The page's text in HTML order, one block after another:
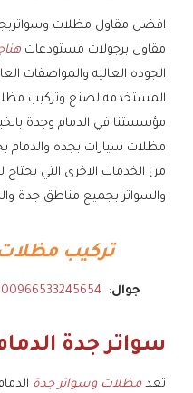
افضل مقاول مظلات
مقاول برجولات مستودعات
الجوده العاليه والمواصفات
المستخدمه لصنع وتركيب
مؤسستنا في الدمام وجدة
مظلات سيارات بجده والدمام
من الخدمات الاخرى التي
والسواتر بجميع مناطق جدة
تركيب
جوال:
00966533245654
سواتر جدة
تعدمظلات وسواتر جدة